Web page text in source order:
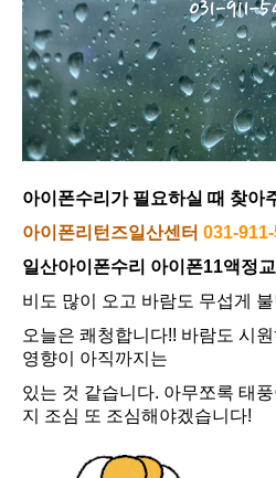
아이폰수리가 필요하실 때 찾아
아이폰리턴즈일산센터 031-
일산아이폰수리 아이폰11액정
비도 많이 오고 바람도 무섭게
오늘은 쾌청합니다!! 바람도 시
영향이 아직까지는
있는 것 같습니다. 아무쪼록 태
지 조심 또 조심해야겠습니다!